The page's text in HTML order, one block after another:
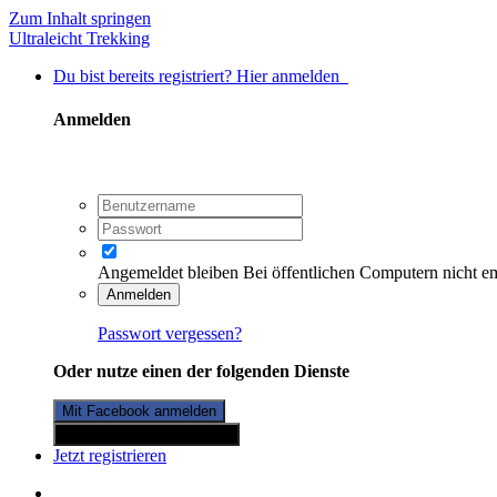
Zum Inhalt springen
Ultraleicht Trekking
Du bist bereits registriert? Hier anmelden
Anmelden
Angemeldet bleiben Bei öffentlichen Computern nicht
Anmelden
Passwort vergessen?
Oder nutze einen der folgenden Dienste
Mit Facebook anmelden
Jetzt registrieren